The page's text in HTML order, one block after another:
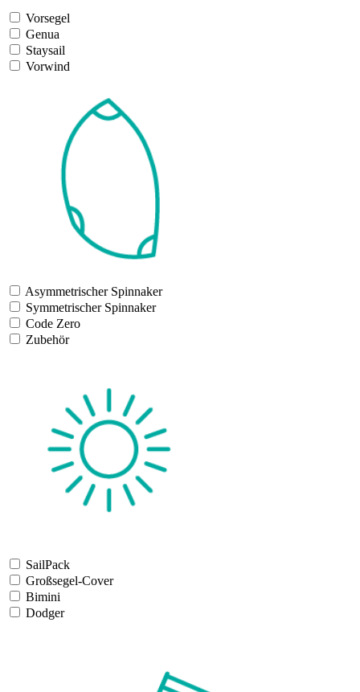
Vorsegel
Genua
Staysail
Vorwind
Asymmetrischer Spinnaker
Symmetrischer Spinnaker
Code Zero
Zubehör
SailPack
Großsegel-Cover
Bimini
Dodger